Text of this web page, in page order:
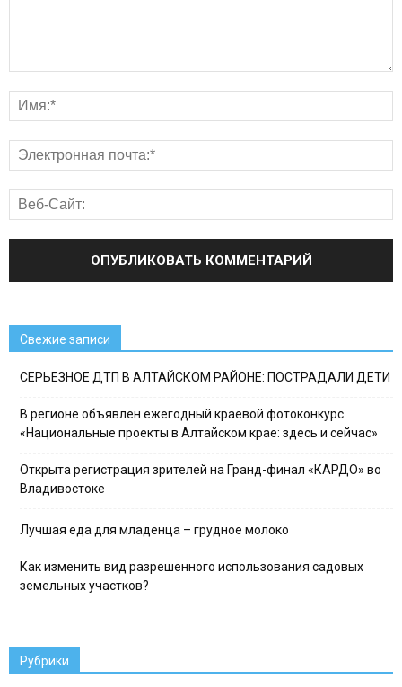
Свежие записи
СЕРЬЕЗНОЕ ДТП В АЛТАЙСКОМ РАЙОНЕ: ПОСТРАДАЛИ ДЕТИ
В регионе объявлен ежегодный краевой фотоконкурс
«Национальные проекты в Алтайском крае: здесь и сейчас»
Открыта регистрация зрителей на Гранд-финал «КАРДО» во
Владивостоке
Лучшая еда для младенца – грудное молоко
Как изменить вид разрешенного использования садовых
земельных участков?
Рубрики